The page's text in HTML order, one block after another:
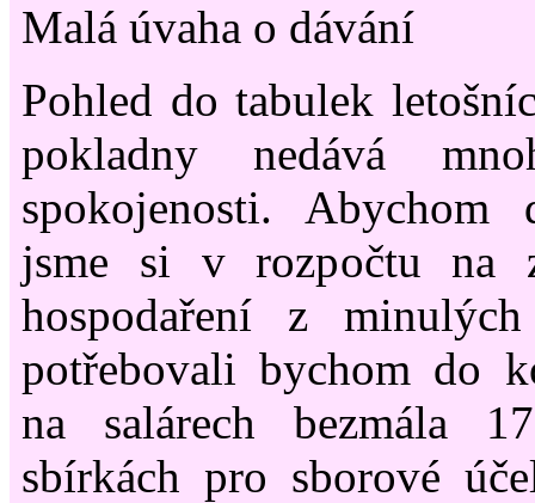
Malá úvaha o dávání
Pohled do tabulek
pokladny nedává
spokojenosti.
jsme si v rozpočtu na
hospodaření z
potřebovali bychom do
na salárech bezmála
sbírkách pro sborové